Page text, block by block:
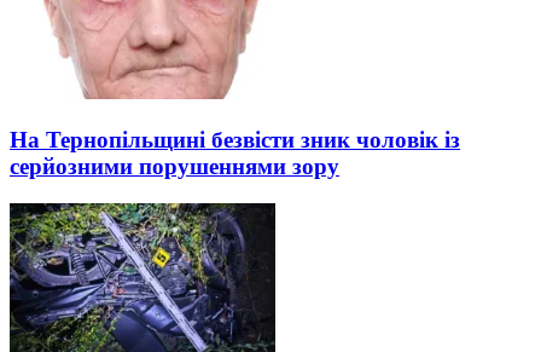
На Тернопільщині безвісти зник чоловік із
серйозними порушеннями зору